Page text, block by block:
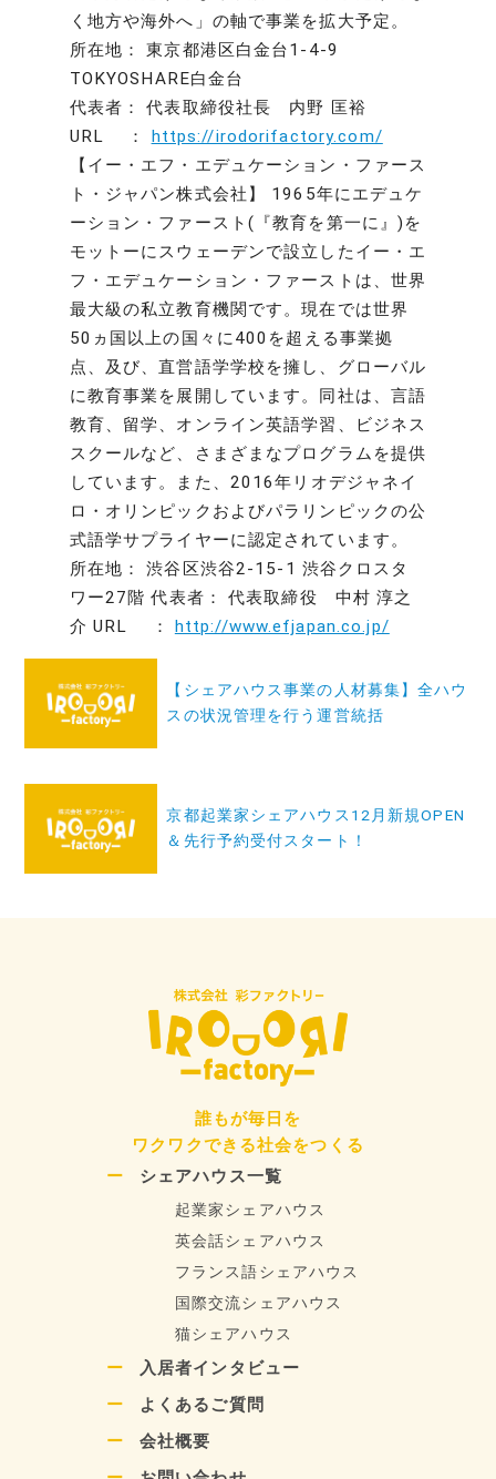
く地方や海外へ」の軸で事業を拡大予定。
所在地： 東京都港区白金台1-4-9
TOKYOSHARE白金台
代表者： 代表取締役社長 内野 匡裕
URL ： https://irodorifactory.com/
【イー・エフ・エデュケーション・ファース
ト・ジャパン株式会社】 1965年にエデュケ
ーション・ファースト(『教育を第一に』)を
モットーにスウェーデンで設立したイー・エ
フ・エデュケーション・ファーストは、世界
最大級の私立教育機関です。現在では世界
50ヵ国以上の国々に400を超える事業拠
点、及び、直営語学学校を擁し、グローバル
に教育事業を展開しています。同社は、言語
教育、留学、オンライン英語学習、ビジネス
スクールなど、さまざまなプログラムを提供
しています。また、2016年リオデジャネイ
ロ・オリンピックおよびパラリンピックの公
式語学サプライヤーに認定されています。
所在地： 渋谷区渋谷2-15-1 渋谷クロスタ
ワー27階 代表者： 代表取締役 中村 淳之
介 URL ： http://www.efjapan.co.jp/
投
シ
【シェアハウス事業の人材募集】全ハウ
スの状況管理を行う運営統括
京都起業家シェアハウス12月新規OPEN
＆先行予約受付スタート！
誰もが毎日を
ワクワクできる社会をつくる
シェアハウス一覧
起業家シェアハウス
英会話シェアハウス
フランス語シェアハウス
国際交流シェアハウス
猫シェアハウス
入居者インタビュー
よくあるご質問
会社概要